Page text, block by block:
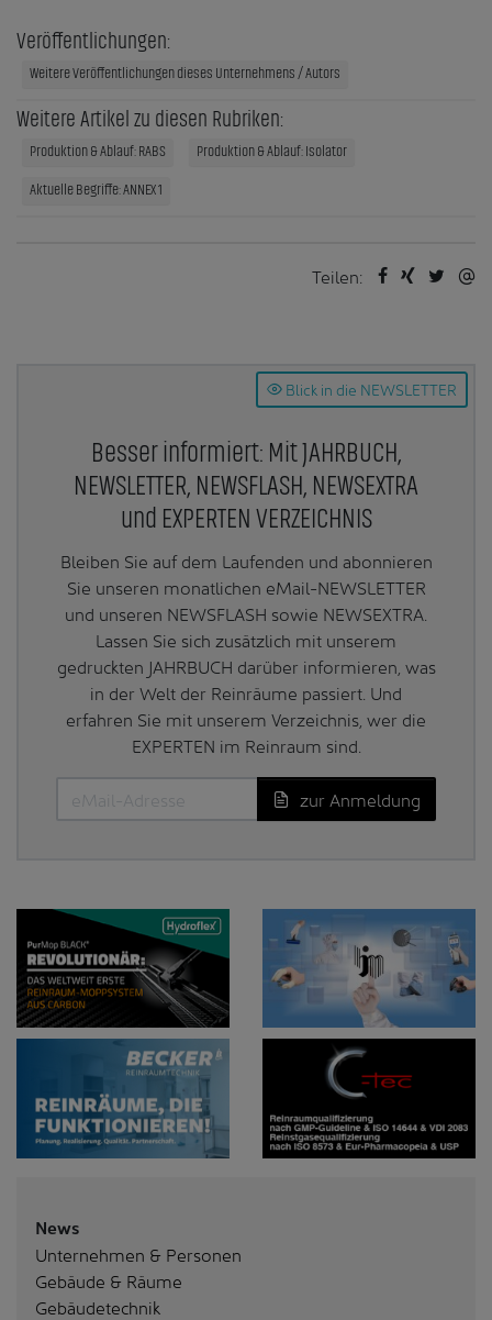
Veröffentlichungen:
Weitere Veröffentlichungen dieses Unternehmens / Autors
Weitere Artikel zu diesen Rubriken:
Produktion & Ablauf: RABS Produktion & Ablauf: Isolator
Aktuelle Begriffe: ANNEX 1
Teilen:
Blick in die NEWSLETTER
Besser informiert: Mit JAHRBUCH,
NEWSLETTER, NEWSFLASH, NEWSEXTRA
und EXPERTEN VERZEICHNIS
Bleiben Sie auf dem Laufenden und abonnieren
Sie unseren monatlichen eMail-NEWSLETTER
und unseren NEWSFLASH sowie NEWSEXTRA.
Lassen Sie sich zusätzlich mit unserem
gedruckten JAHRBUCH darüber informieren, was
in der Welt der Reinräume passiert. Und
erfahren Sie mit unserem Verzeichnis, wer die
EXPERTEN im Reinraum sind.
zur Anmeldung
News
Unternehmen & Personen
Gebäude & Räume
Gebäudetechnik